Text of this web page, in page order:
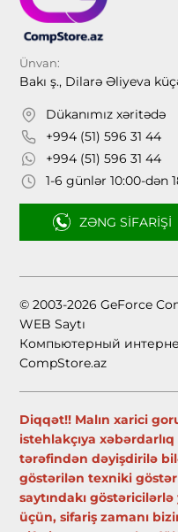
Ünvan:
Bakı ş., Dilarə Əliyeva
Dükanımız xəritədə
+994 (51) 596 31 44
+994 (51) 596 31 44
1-6 günlər 10:00-dən
ZƏNG SIFARIŞI
© 2003-2026 GeForce
WEB Saytı
Компьютерный
CompStore.az
Diqqət!! Malın xarici
istehlakçıya
tərəfindən dəyişdirilə
göstərilən texniki
saytındakı göstəricilərlə
üçün, sifariş zamanı